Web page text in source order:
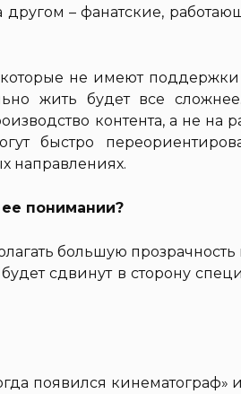
другом – фанатские,
не имеют
жить будет все
контента, а не на
быстро
направлениях.
понимании?
большую прозрачность
сдвинут в сторону
появился кинематограф»